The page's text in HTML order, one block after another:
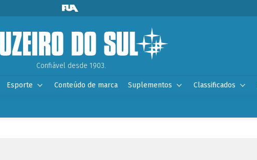
Confiável desde 1903.
Esporte Conteúdo de marca Suplementos Classificados